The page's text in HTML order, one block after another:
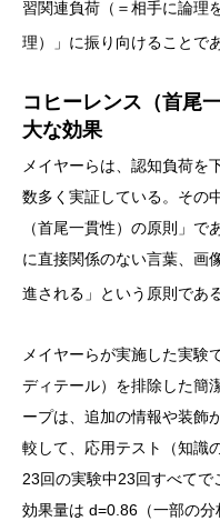
習関連負荷（＝相手に論理
理）」に振り向けることで
コヒーレンス（首尾
大な効果
メイヤーらは、認知負荷を
数多く実証している。その
（首尾一貫性）の原則」
に直接関係のない言葉、画
進される」という原則であ
メイヤーらが実施した実験
ディテール）を排除した簡
ープは、追加の情報や装飾
較して、応用テスト（知識
23回の実験中23回すべてで
効果量は d=0.86（一部の